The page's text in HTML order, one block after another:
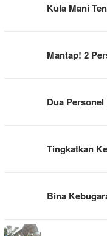
Kula Mani
Mantap! 2
Dua
Tingkatkan
Bina